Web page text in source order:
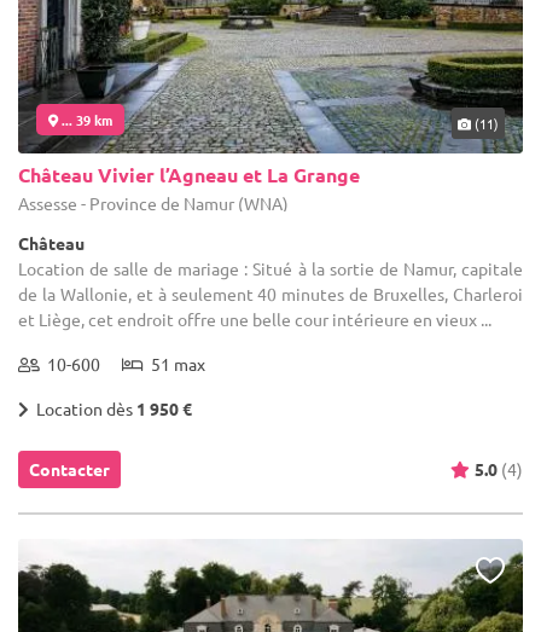
... 39 km (11)
Château Vivier l’Agneau et La Grange
Assesse - Province de Namur (WNA)
Château
Location de salle de mariage : Situé à la sortie de Namur, capitale
de la Wallonie, et à seulement 40 minutes de Bruxelles, Charleroi
et Liège, cet endroit offre une belle cour intérieure en vieux ...
10-600 51 max
Location dès 1 950 €
Contacter 5.0 (4)